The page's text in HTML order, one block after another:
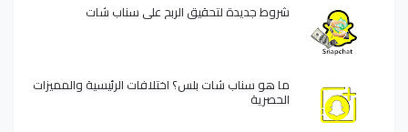
شروط جديدة لتحقيق الربح على سناب شات
ما هو سناب شات بلس؟ اختلافات الرئيسية والمميزات
الحصرية